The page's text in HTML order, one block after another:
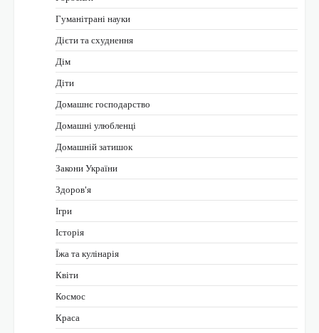
Гуманітрані науки
Дієти та схуднення
Дім
Діти
Домашнє господарство
Домашні улюбленці
Домашній затишок
Закони України
Здоров'я
Ігри
Історія
Їжа та кулінарія
Квіти
Космос
Краса